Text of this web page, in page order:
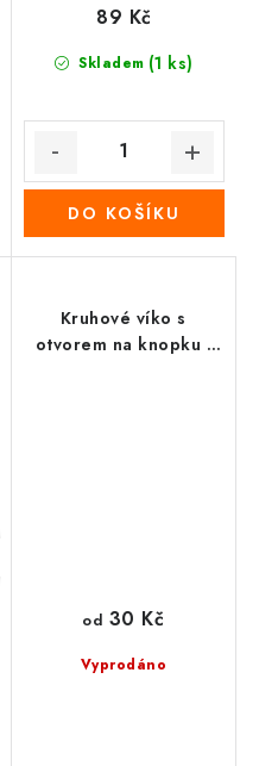
Skladem (1 ks)
89 Kč
DO KOŠÍKU
Kruhové víko s
otvorem na knopku -
Vyprodáno
od 30 Kč